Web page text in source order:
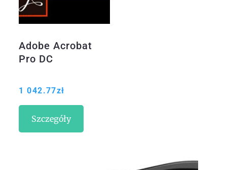
Adobe Acrobat
Pro DC
1 042.77zł
Szczegóły